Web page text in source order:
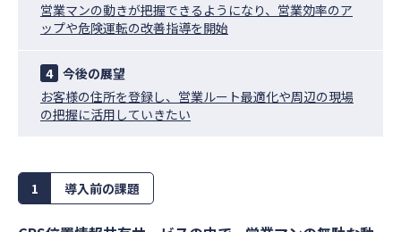
営業マンの動きが把握できるようになり、営業効率のア
ップや危険運転の改善指導を開始
4 今後の展望
お客様の住所を登録し、営業ルート最適化や周辺の現場
の把握に活用していきたい
1 導入前の課題